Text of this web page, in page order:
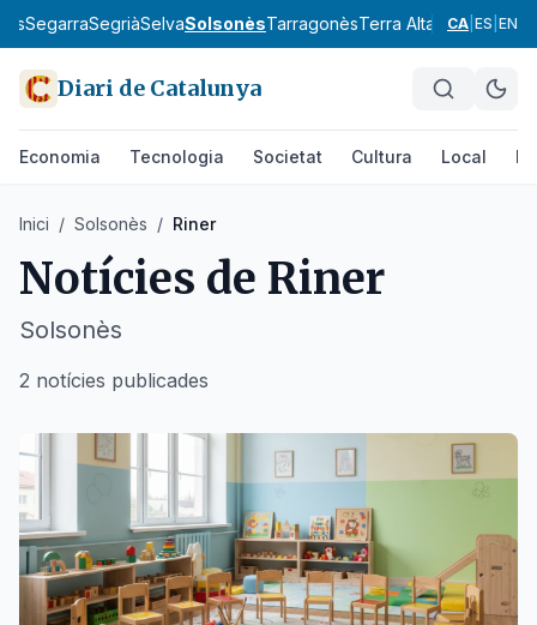
SegarraSegriàSelvaSolsonèsTarragonèsTerra Alta UrgellVallès
CA ES EN
Diari de Catalunya
Economia Tecnologia Societat Cultura Local
Inici / Solsonès / Riner
Notícies de Riner
Solsonès
2 notícies publicades